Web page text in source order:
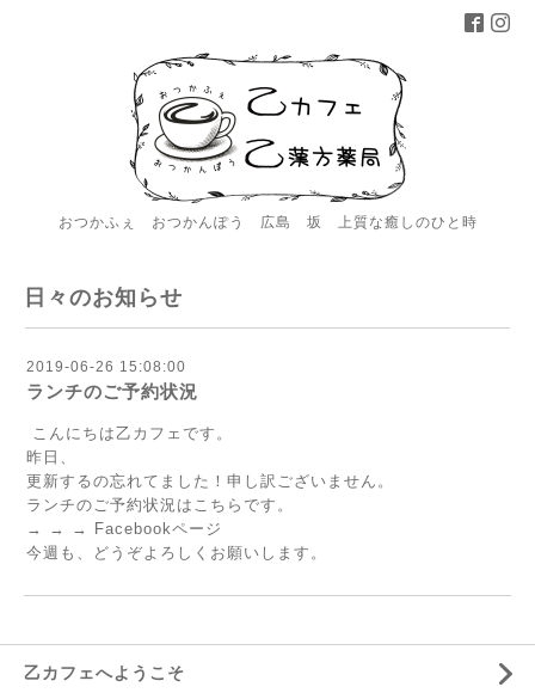
おつかふぇ おつかんぽう 広島 坂 上質な癒しのひと時
日々のお知らせ
2019-06-26 15:08:00
ランチのご予約状況
こんにちは乙カフェです。
昨日、
更新するの忘れてました！申し訳ございません。
ランチのご予約状況はこちらです。
→ → → Facebookページ
今週も、どうぞよろしくお願いします。
乙カフェへようこそ